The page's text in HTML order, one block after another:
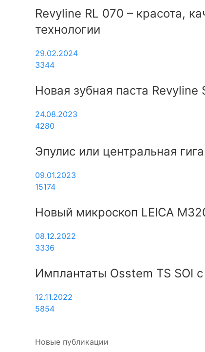
Revyline RL 070 – красота,
технологии
29.02.2024
3344
Новая зубная паста
24.08.2023
4280
Эпулис или центральная
09.01.2023
15174
Новый микроскоп LEICA
08.12.2022
3336
Имплантаты Osstem TS SOI
12.11.2022
5854
Новые публикации